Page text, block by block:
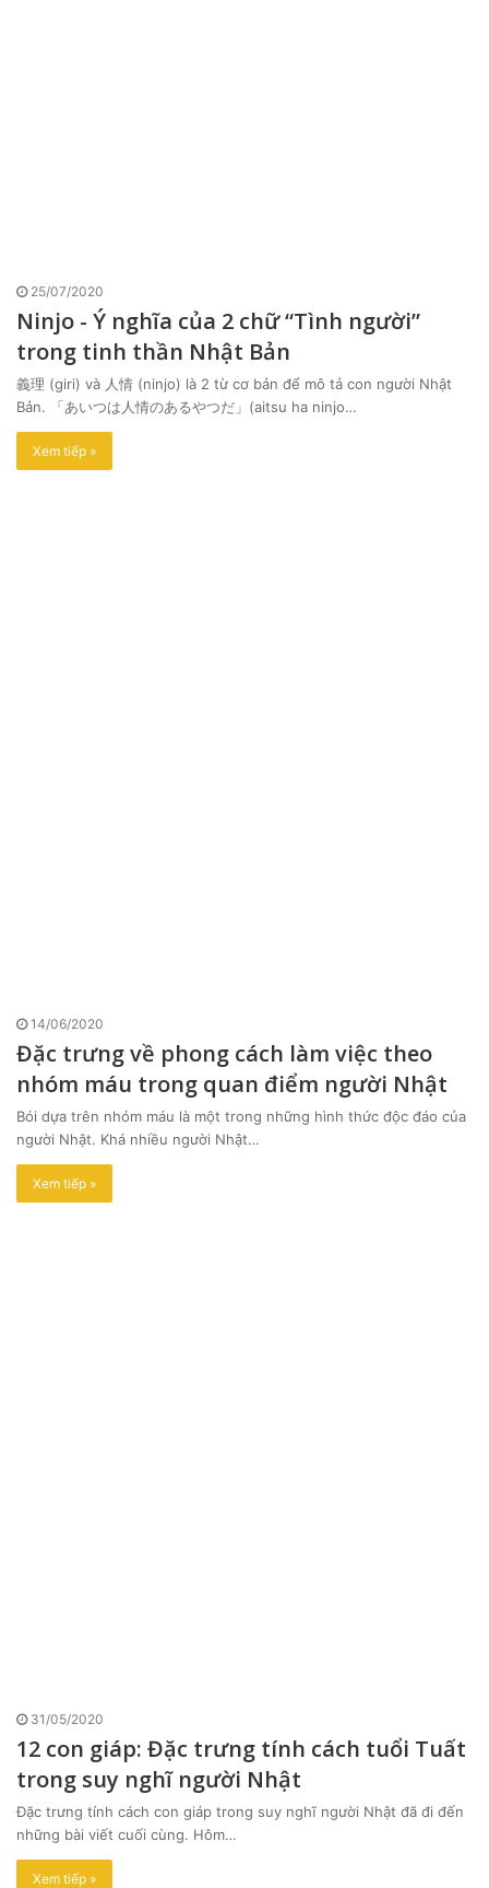
25/07/2020
Ninjo - Ý nghĩa của 2 chữ “Tình người”
trong tinh thần Nhật Bản
義理 (giri) và 人情 (ninjo) là 2 từ cơ bản để mô tả con người Nhật
Bản. 「あいつは人情のあるやつだ」(aitsu ha ninjo…
Xem tiếp »
14/06/2020
Đặc trưng về phong cách làm việc theo
nhóm máu trong quan điểm người Nhật
Bói dựa trên nhóm máu là một trong những hình thức độc đáo của
người Nhật. Khá nhiều người Nhật…
Xem tiếp »
31/05/2020
12 con giáp: Đặc trưng tính cách tuổi Tuất
trong suy nghĩ người Nhật
Đặc trưng tính cách con giáp trong suy nghĩ người Nhật đã đi đến
những bài viết cuối cùng. Hôm…
Xem tiếp »